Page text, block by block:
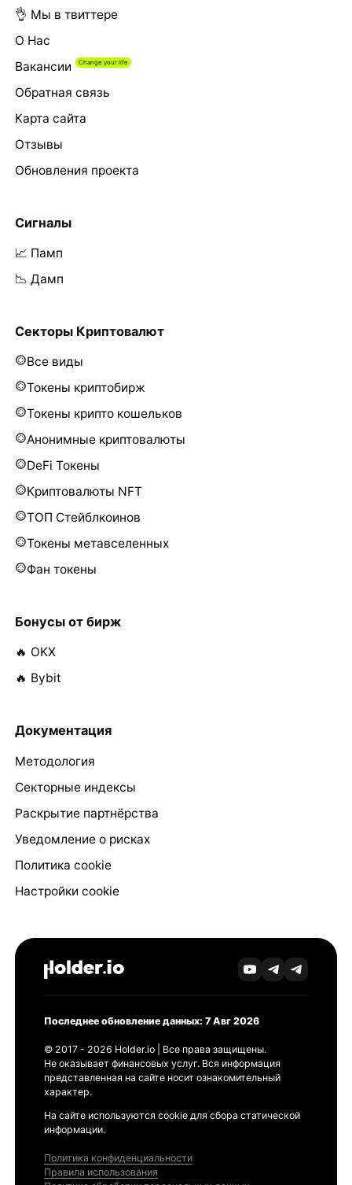
👌 Мы в твиттере
О Нас
Вакансии
Обратная связь
Карта сайта
Отзывы
Обновления проекта
Сигналы
📈 Памп
📉 Дамп
Секторы Криптовалют
Все виды
Токены криптобирж
Токены крипто кошельков
Анонимные криптовалюты
DeFi Токены
Криптовалюты NFT
ТОП Стейблкоинов
Токены метавселенных
Фан токены
Бонусы от бирж
🔥 OKX
🔥 Bybit
Документация
Методология
Секторные индексы
Раскрытие партнёрства
Уведомление о рисках
Политика cookie
Настройки cookie
Последнее обновление данных: 7 Авг 2026
© 2017 - 2026 Holder.io | Все права защищены.
Не оказывает финансовых услуг. Вся информация
представленная на сайте носит ознакомительный
характер.
На сайте используются cookie для сбора статической
информации.
Политика конфиденциальности
Правила использования